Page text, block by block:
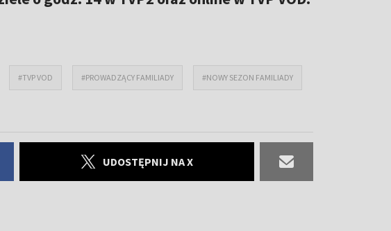
#TVP VOD #PROWADZĄCY FAMILIADY #NOWY SEZON FAMILIADY
UDOSTĘPNIJ NA X